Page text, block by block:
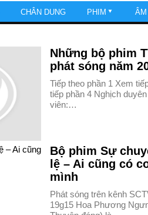
CHÂN DUNG PHIM
Những bộ phim
phát sóng năm
Tiếp theo phần 1 Xem
tiếp phần 4 Nghịch
viên:…
Bộ phim Sự
lệ – Ai cũng có
mình
Phát sóng trên kênh
19g15 Hoa Phương